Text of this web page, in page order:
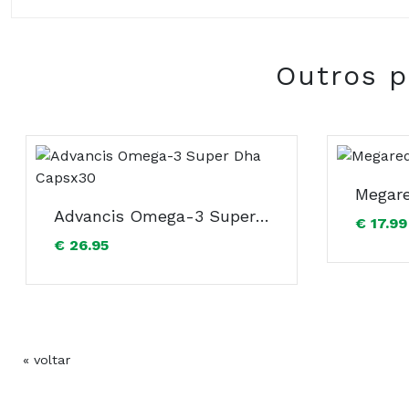
revestimento: Hidroxipropilcelulose, Goma-laca,
Outros
Advancis Omega-3 Super Dha Capsx30
€ 26.95
€ 17.99
« voltar